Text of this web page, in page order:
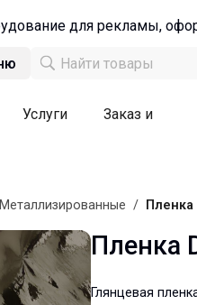
для рекламы,
Услуги
Заказ и
Металлизированные / Пленка
Пленка
Глянцевая